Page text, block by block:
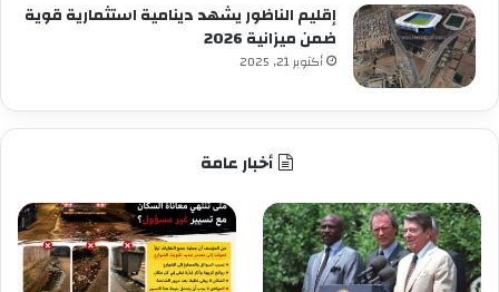
إقليم الناظور يشهد دينامية استثمارية قوية
ضمن ميزانية 2026
أكتوبر 21, 2025
أخبار عامة